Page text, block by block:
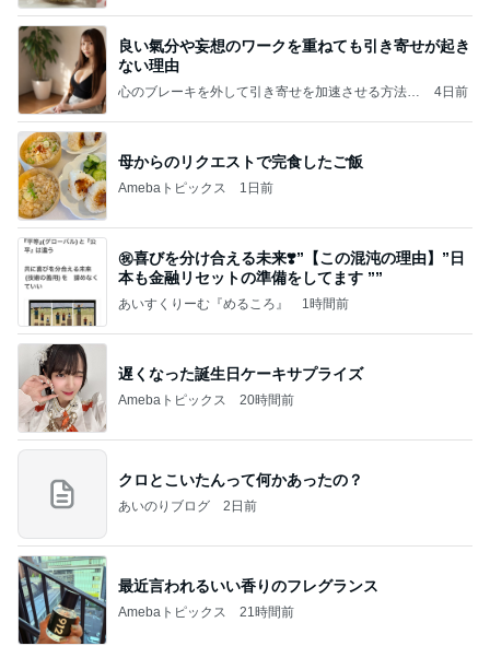
良い氣分や妄想のワークを重ねても引き寄せが起き
ない理由
心のブレーキを外して引き寄せを加速させる方法：
4日前
母からのリクエストで完食したご飯
Amebaトピックス 1日前
㊗️喜びを分け合える未来❣️”【この混沌の理由】”⽇
本も⾦融リセットの準備をしてます ””
あいすくりーむ『めるころ』 1時間前
遅くなった誕生日ケーキサプライズ
Amebaトピックス 20時間前
クロとこいたんって何かあったの？
あいのりブログ 2日前
最近言われるいい香りのフレグランス
Amebaトピックス 21時間前